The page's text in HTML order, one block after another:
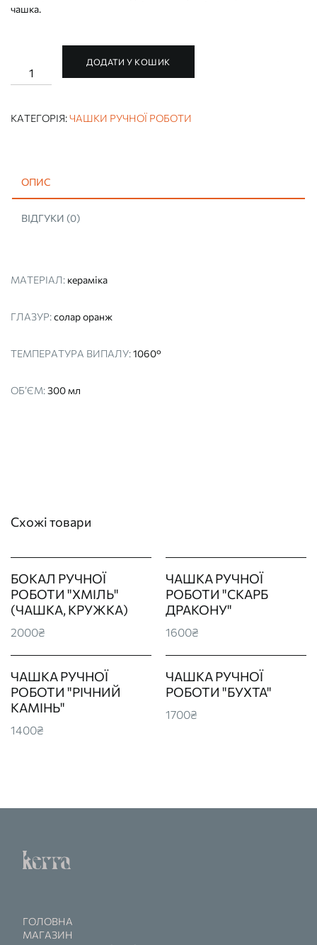
чашка.
ЧАШКА
РУЧНОЇ
кількість
ДОДАТИ У КОШИК
КАТЕГОРІЯ:ЧАШКИ РУЧНОЇ РОБОТИ
ОПИС
ВІДГУКИ (0)
МАТЕРІАЛ: кераміка
ГЛАЗУР:солар оранж
ТЕМПЕРАТУРА ВИПАЛУ:1060°
ОБ’ЄМ:300 мл
Схожі товари
БОКАЛ РУЧНОЇ
РОБОТИ "ХМІЛЬ"
(ЧАШКА, КРУЖКА)
2000₴
ЧАШКА РУЧНОЇ
РОБОТИ "СКАРБ
ДРАКОНУ"
1600₴
ЧАШКА РУЧНОЇ
РОБОТИ "РІЧНИЙ
КАМІНЬ"
1400₴
ЧАШКА РУЧНОЇ
РОБОТИ "БУХТА"
1700₴
ГОЛОВНА
МАГАЗИН